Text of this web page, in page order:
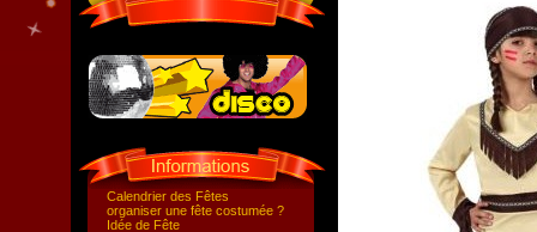
Calendrier des Fêtes
organiser une fête costumée ?
Idée de Fête